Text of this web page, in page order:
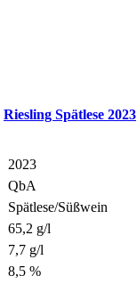
Riesling Spätlese 2023
2023
QbA
Spätlese/Süßwein
65,2 g/l
7,7 g/l
8,5 %